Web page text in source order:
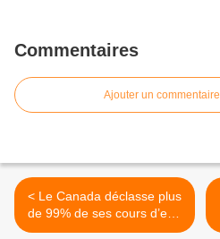
Commentaires
Ajouter un commentaire
< Le Canada déclasse plus
de 99% de ses cours d’eau
et lacs protégés !